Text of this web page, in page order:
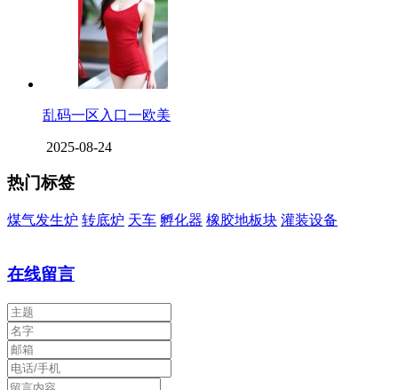
乱码一区入口一欧美
2025-08-24
热门标签
煤气发生炉 转底炉 天车 孵化器 橡胶地板块 灌装设备
在线留言